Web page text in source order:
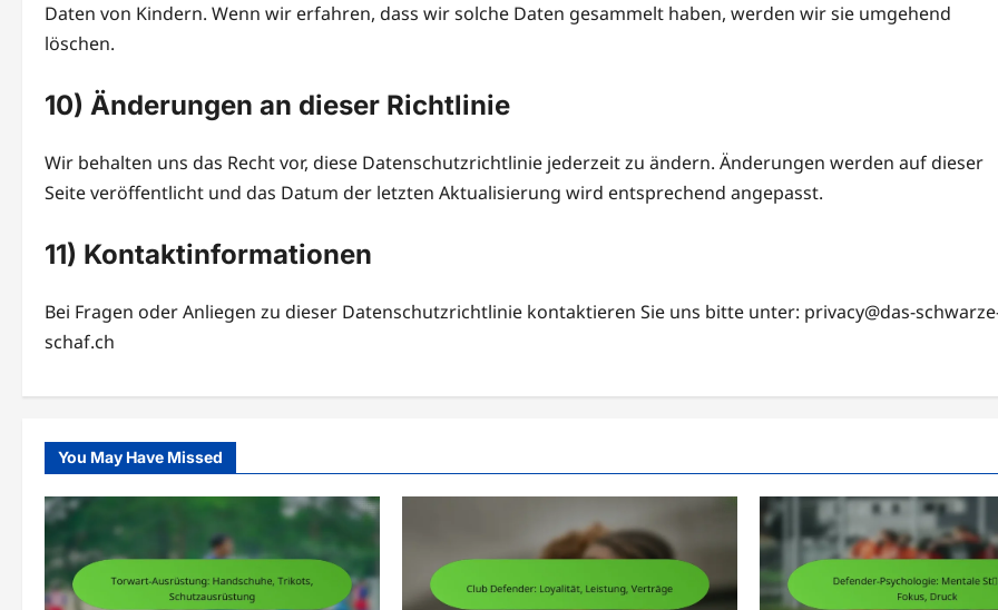
Daten von Kindern. Wenn wir erfahren, dass wir solche Daten gesammelt haben, werden wir sie umgehend
löschen.
10) Änderungen an dieser Richtlinie
Wir behalten uns das Recht vor, diese Datenschutzrichtlinie jederzeit zu ändern. Änderungen werden auf dieser
Seite veröffentlicht und das Datum der letzten Aktualisierung wird entsprechend angepasst.
11) Kontaktinformationen
Bei Fragen oder Anliegen zu dieser Datenschutzrichtlinie kontaktieren Sie uns bitte unter: privacy@das-
schaf.ch
You May Have Missed